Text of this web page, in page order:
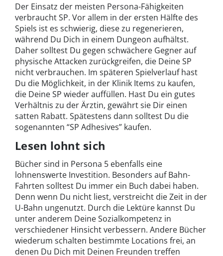
Der Einsatz der meisten Persona-Fähigkeiten
verbraucht SP. Vor allem in der ersten Hälfte des
Spiels ist es schwierig, diese zu regenerieren,
während Du Dich in einem Dungeon aufhältst.
Daher solltest Du gegen schwächere Gegner auf
physische Attacken zurückgreifen, die Deine SP
nicht verbrauchen. Im späteren Spielverlauf hast
Du die Möglichkeit, in der Klinik Items zu kaufen,
die Deine SP wieder auffüllen. Hast Du ein gutes
Verhältnis zu der Ärztin, gewährt sie Dir einen
satten Rabatt. Spätestens dann solltest Du die
sogenannten “SP Adhesives” kaufen.
Lesen lohnt sich
Bücher sind in Persona 5 ebenfalls eine
lohnenswerte Investition. Besonders auf Bahn-
Fahrten solltest Du immer ein Buch dabei haben.
Denn wenn Du nicht liest, verstreicht die Zeit in der
U-Bahn ungenutzt. Durch die Lektüre kannst Du
unter anderem Deine Sozialkompetenz in
verschiedener Hinsicht verbessern. Andere Bücher
wiederum schalten bestimmte Locations frei, an
denen Du Dich mit Deinen Freunden treffen